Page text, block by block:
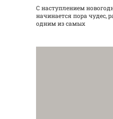
С наступлением
начинается пора чудес,
одним из самых